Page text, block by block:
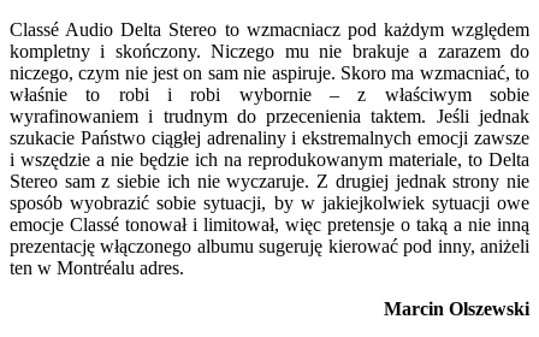
Classé Audio Delta Stereo to wzmacniacz pod każdym względem
kompletny i skończony. Niczego mu nie brakuje a zarazem do
niczego, czym nie jest on sam nie aspiruje. Skoro ma wzmacniać, to
właśnie to robi i robi wybornie – z właściwym sobie
wyrafinowaniem i trudnym do przecenienia taktem. Jeśli jednak
szukacie Państwo ciągłej adrenaliny i ekstremalnych emocji zawsze
i wszędzie a nie będzie ich na reprodukowanym materiale, to Delta
Stereo sam z siebie ich nie wyczaruje. Z drugiej jednak strony nie
sposób wyobrazić sobie sytuacji, by w jakiejkolwiek sytuacji owe
emocje Classé tonował i limitował, więc pretensje o taką a nie inną
prezentację włączonego albumu sugeruję kierować pod inny, aniżeli
ten w Montréalu adres.
Marcin Olszewski